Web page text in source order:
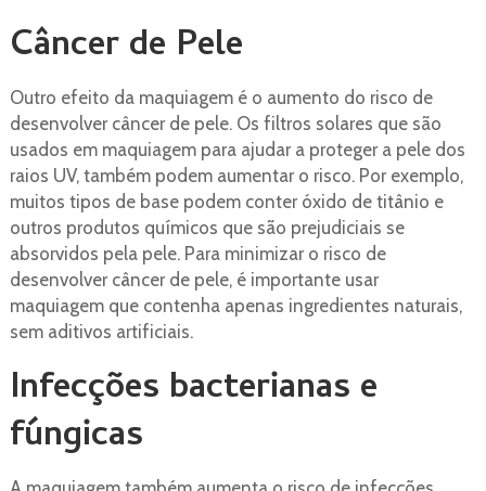
Câncer de Pele
Outro efeito da maquiagem é o aumento do risco de
desenvolver câncer de pele. Os filtros solares que são
usados ​​em maquiagem para ajudar a proteger a pele dos
raios UV, também podem aumentar o risco. Por exemplo,
muitos tipos de base podem conter óxido de titânio e
outros produtos químicos que são prejudiciais se
absorvidos pela pele. Para minimizar o risco de
desenvolver câncer de pele, é importante usar
maquiagem que contenha apenas ingredientes naturais,
sem aditivos artificiais.
Infecções bacterianas e
fúngicas